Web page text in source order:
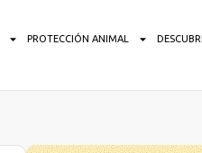
PROTECCIÓN ANIMAL